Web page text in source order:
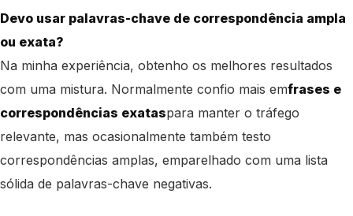
Devo usar palavras-chave de correspondência ampla
ou exata?
Na minha experiência, obtenho os melhores resultados
com uma mistura. Normalmente confio mais emfrases e
correspondências exataspara manter o tráfego
relevante, mas ocasionalmente também testo
correspondências amplas, emparelhado com uma lista
sólida de palavras-chave negativas.